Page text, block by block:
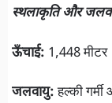
स्थलाकृति और
ऊँचाई: 1,448 मीटर
जलवायु:हल्की गर्मी